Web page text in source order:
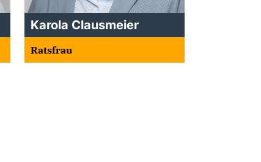
Karola Clausmeier
Ratsfrau